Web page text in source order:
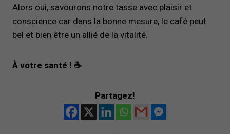
Alors oui, savourons notre tasse avec plaisir et
conscience car dans la bonne mesure, le café peut
bel et bien être un allié de la vitalité.
À votre santé ! ☕
Partagez!